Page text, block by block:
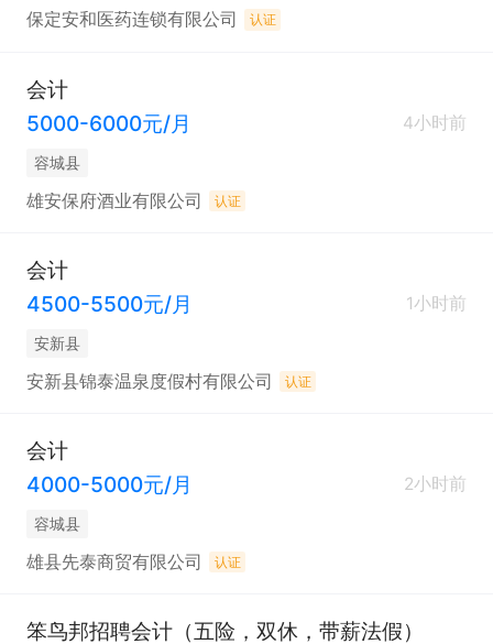
保定安和医药连锁有限公司 认证
会计
5000-6000元/月
4小时前
容城县
雄安保府酒业有限公司 认证
会计
4500-5500元/月
1小时前
安新县
安新县锦泰温泉度假村有限公司 认证
会计
4000-5000元/月
2小时前
容城县
雄县先泰商贸有限公司 认证
笨鸟邦招聘会计（五险，双休，带薪法假）